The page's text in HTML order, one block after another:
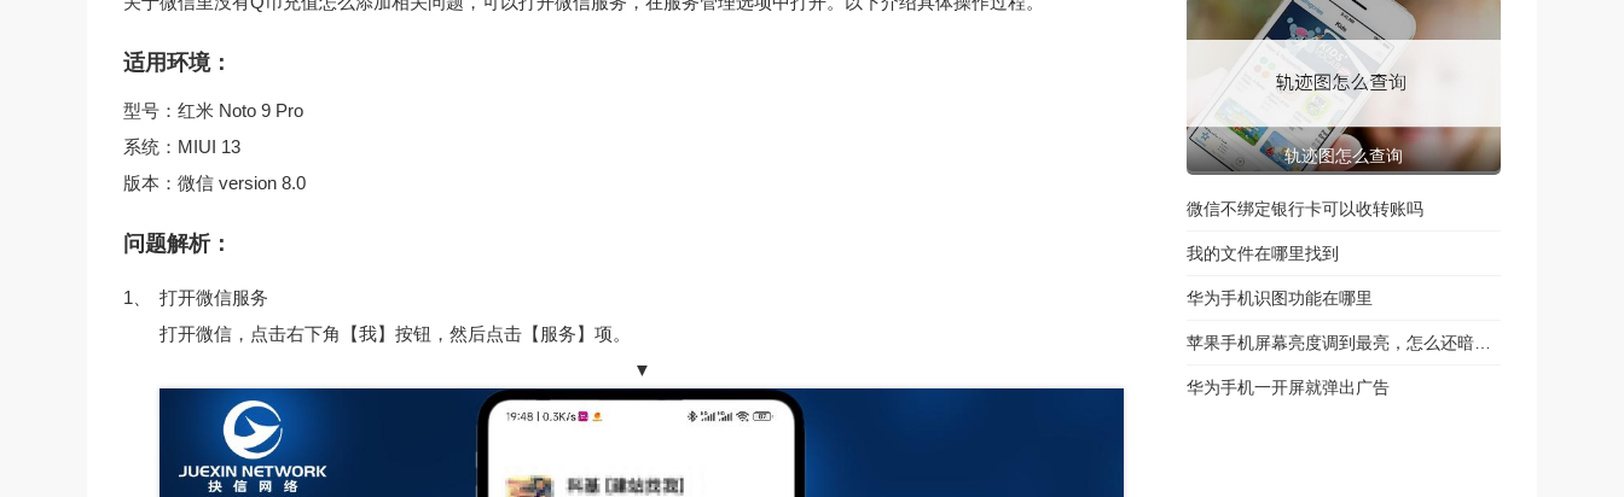
适用环境：
型号：红米 Noto 9 Pro
系统：MIUI 13
版本：微信 version 8.0
问题解析：
1、
打开微信服务
打开微信，点击右下角【我】按钮，然后点击【服务】项。
▼
轨迹图怎么查询
微信不绑定银行卡可以收转账吗
我的文件在哪里找到
华为手机识图功能在哪里
华为手机一开屏就弹出广告